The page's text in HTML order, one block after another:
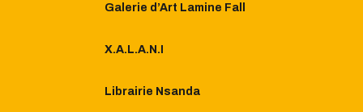
Galerie d’Art Lamine Fall​
X.A.L.A.N.I
Librairie Nsanda